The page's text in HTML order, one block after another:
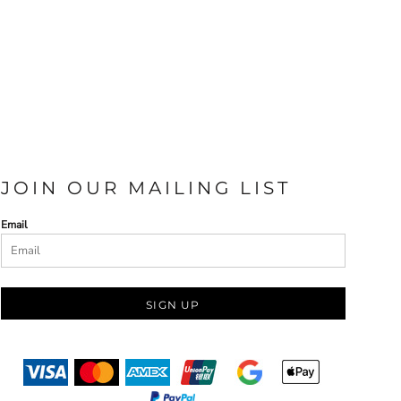
JOIN OUR MAILING LIST
Email
SIGN UP